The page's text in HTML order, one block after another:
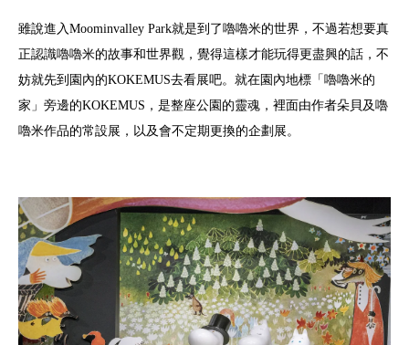
雖說進入Moominvalley Park就是到了嚕嚕米的世界，不過若想要真
正認識嚕嚕米的故事和世界觀，覺得這樣才能玩得更盡興的話，不
妨就先到園內的KOKEMUS去看展吧。就在園內地標「嚕嚕米的
家」旁邊的KOKEMUS，是整座公園的靈魂，裡面由作者朵貝及嚕
嚕米作品的常設展，以及會不定期更換的企劃展。